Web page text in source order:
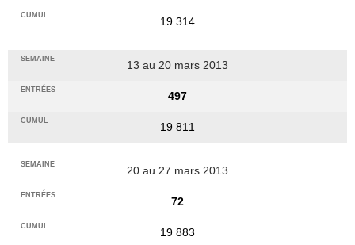
19 314
13 au 20 mars 2013
497
19 811
20 au 27 mars 2013
72
19 883